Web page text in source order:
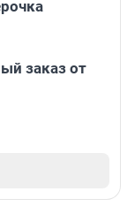
заказ от